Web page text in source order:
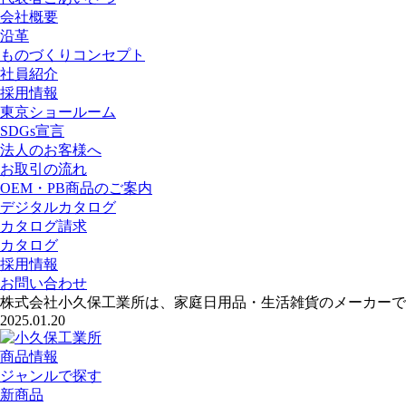
会社概要
沿革
ものづくりコンセプト
社員紹介
採用情報
東京ショールーム
SDGs宣言
法人のお客様へ
お取引の流れ
OEM・PB商品のご案内
デジタルカタログ
カタログ請求
カタログ
採用情報
お問い合わせ
株式会社小久保工業所は、家庭日用品・生活雑貨のメーカー
2025.01.20
商品情報
ジャンルで探す
新商品